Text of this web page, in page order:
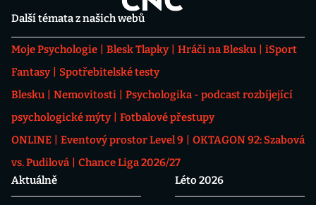
Další témata z našich webů
Moje Psychologie Blesk Tlapky Hráči na Blesku
iSport
Fantasy
Spotřebitelské testy
Blesku
Nemovitosti
Psychologika - podcast rozbíjející
psychologické mýty
Fotbalové přestupy
ONLINE
Eventový prostor Level 9
OKTAGON 92: Szabová
vs. Pudilová
Chance Liga 2026/27
Aktuálně
Léto 2026